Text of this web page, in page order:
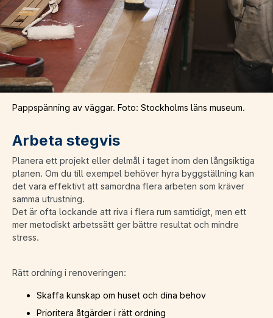
Pappspänning av väggar. Foto: Stockholms läns museum.
Arbeta stegvis
Planera ett projekt eller delmål i taget inom den långsiktiga
planen. Om du till exempel behöver hyra byggställning kan
det vara effektivt att samordna flera arbeten som kräver
samma utrustning.
Det är ofta lockande att riva i flera rum samtidigt, men ett
mer metodiskt arbetssätt ger bättre resultat och mindre
stress.
Rätt ordning i renoveringen:
Skaffa kunskap om huset och dina behov
Prioritera åtgärder i rätt ordning